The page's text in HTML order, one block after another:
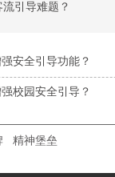
引导难题？
安全引导功能？
校园安全引导？
精神堡垒